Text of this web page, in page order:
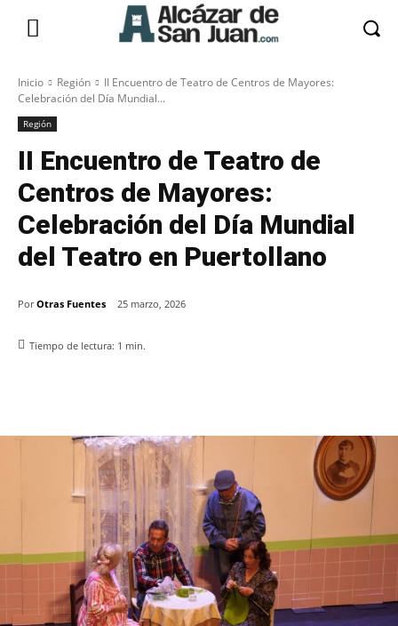
Inicio Región
II Encuentro de Teatro de Centros de Mayores:
Celebración del Día Mundial...
Región
II Encuentro de Teatro de
Centros de Mayores:
Celebración del Día Mundial
del Teatro en Puertollano
Por Otras Fuentes 25 marzo, 2026
Tiempo de lectura: 1 min.